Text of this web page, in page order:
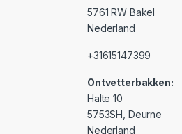
5761 RW Bakel
Nederland
+31615147399
Ontvetterbakken:
Halte 10
5753SH, Deurne
Nederland